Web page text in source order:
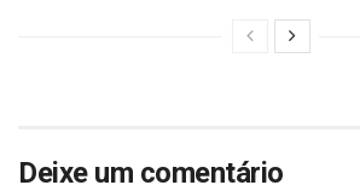
Deixe um comentário